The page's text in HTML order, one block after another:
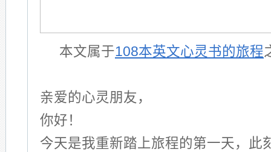
本文属于108本英文心灵书的旅程
亲爱的心灵朋友，
你好！
今天是我重新踏上旅程的第一天，此